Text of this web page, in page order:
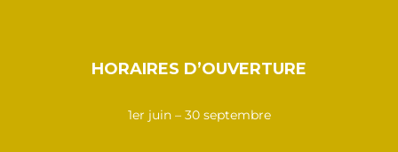
HORAIRES D’OUVERTURE
1er juin – 30 septembre